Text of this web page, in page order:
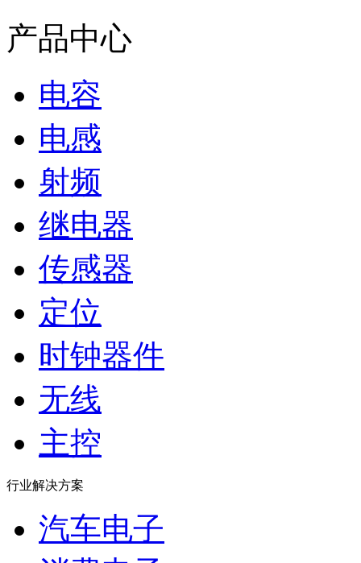
产品中心
电容
电感
射频
继电器
传感器
定位
时钟器件
无线
主控
行业解决方案
汽车电子